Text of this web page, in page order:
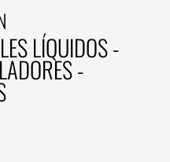
LÍQUIDOS -
-